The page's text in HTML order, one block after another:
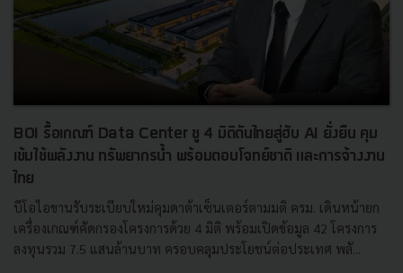
BOI รื้อเกณฑ์ Data Center ชู 4 มิติดันไทยสู่ฮับ AI ยั่งยืน คุม
เข้มใช้พลังงาน ทรัพยากรน้ำ พร้อมตอบโจทย์ชาติ และการจ้างงาน
ไทย
บีโอไอขานรับระเบียบใหม่คุมดาต้าเซ็นเตอร์ตามมติ ครม. เดินหน้ายก
เครื่องเกณฑ์คัดกรองโครงการด้วย 4 มิติ พร้อมเปิดข้อมูล 42 โครงการ
ลงทุนรวม 7.5 แสนล้านบาท ครอบคลุมประโยชน์ต่อประเทศ พลั...